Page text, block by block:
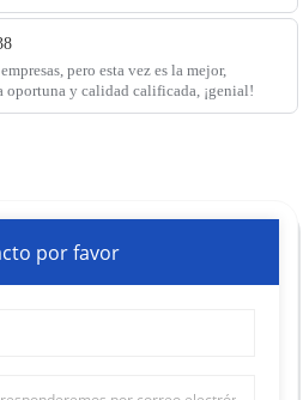
pero esta vez es la mejor,
y calidad calificada, ¡genial!
por favor